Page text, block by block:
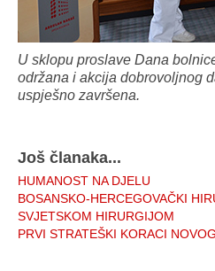
U sklopu proslave Dana
održana i akcija dobrovoljnog
uspješno završena.
Još članaka...
HUMANOST NA DJELU
BOSANSKO-HERCEGOVAČKI
SVJETSKOM HIRURGIJOM
PRVI STRATEŠKI KORACI